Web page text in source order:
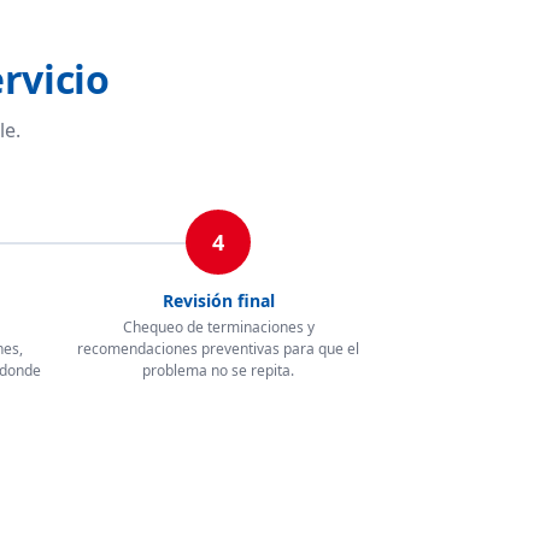
4
Revisión final
Chequeo de terminaciones y
recomendaciones preventivas para que el
problema no se repita.